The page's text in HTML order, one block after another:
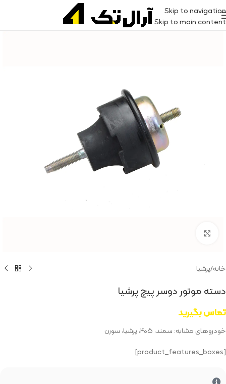
Skip to navigation
Skip to main content
خانه/پرشیا
دسته موتور دوسر پیچ پرشیا
تماس بگیرید
خودروهای مشابه: سمند، ۴۰۵، پرشیا، سورن
[product_features_boxes]